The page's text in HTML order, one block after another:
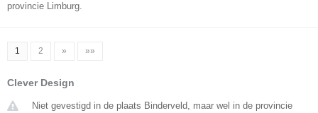
provincie Limburg.
1 2 » »»
Clever Design
Niet gevestigd in de plaats Binderveld, maar wel in de provincie